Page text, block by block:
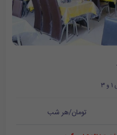
تومان/هر شب